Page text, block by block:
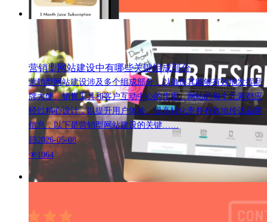
营销型网站建设中有哪些关键组成部分
营销型网站建设涉及多个组成部分，以确保其能够有效地发挥品
牌大使、销售工具和客户互动中心的作用。网站的每个元素都应
经过精心设计，以提升用户体验、提高转化率并有效地传达品牌
信息，以下是营销型网站建设的关键……
2026-05-08
1064